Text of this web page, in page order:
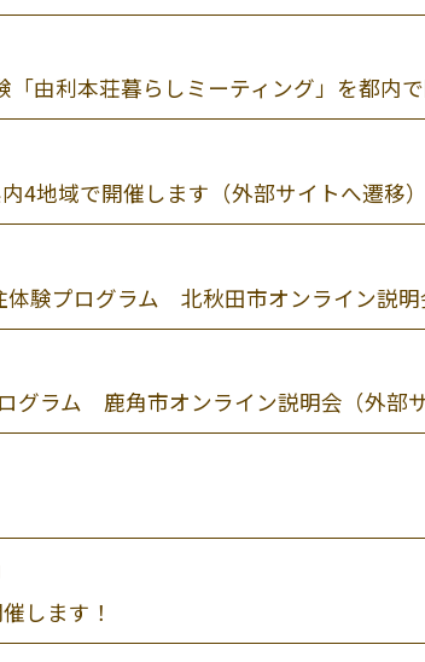
由利本荘暮らしミーティング」を都内で
4地域で開催します（外部サイトへ遷移）
験プログラム 北秋田市オンライン説明
グラム 鹿角市オンライン説明会（外部サ
します！